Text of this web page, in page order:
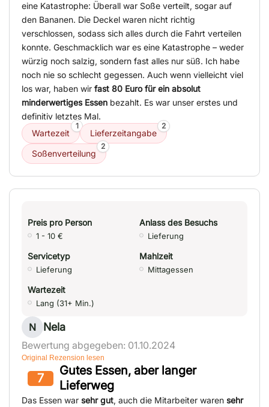
eine Katastrophe: Überall war Soße verteilt, sogar auf
den Bananen. Die Deckel waren nicht richtig
verschlossen, sodass sich alles durch die Fahrt verteilen
konnte. Geschmacklich war es eine Katastrophe – weder
würzig noch salzig, sondern fast alles nur süß. Ich habe
noch nie so schlecht gegessen. Auch wenn vielleicht viel
los war, haben wir fast 80 Euro für ein absolut
minderwertiges Essen bezahlt. Es war unser erstes und
definitiv letztes Mal.
Wartezeit
1
Lieferzeitangabe
2
Soßenverteilung
2
Preis pro Person
1 - 10 €
Anlass des Besuchs
Lieferung
Servicetyp
Lieferung
Mahlzeit
Mittagessen
Wartezeit
Lang (31+ Min.)
N Nela
Bewertung abgegeben: 01.10.2024
Original Rezension lesen
7
Gutes Essen, aber langer
Lieferweg
Das Essen war sehr gut, auch die Mitarbeiter waren sehr